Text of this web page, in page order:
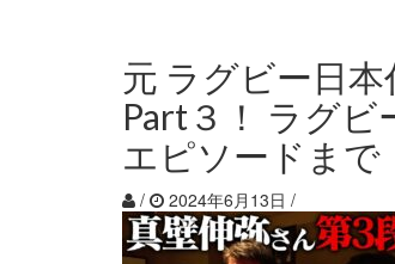
元 ラグビー日
Part３！ ラグビ
エピソードまで
/ 2024年6月13日 /